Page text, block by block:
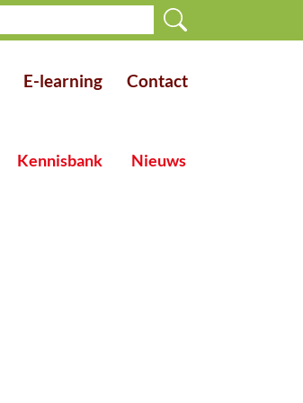
E-learning Contact
Kennisbank Nieuws